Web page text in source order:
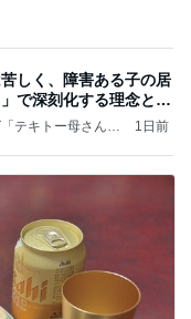
しく、障害ある子の居
で深刻化する理念と現
テキトー母さんの
1日前